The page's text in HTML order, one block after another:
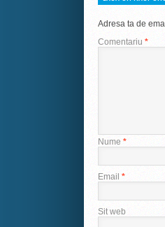
Adresa ta de
Comentariu *
Nume *
Email *
Sit web